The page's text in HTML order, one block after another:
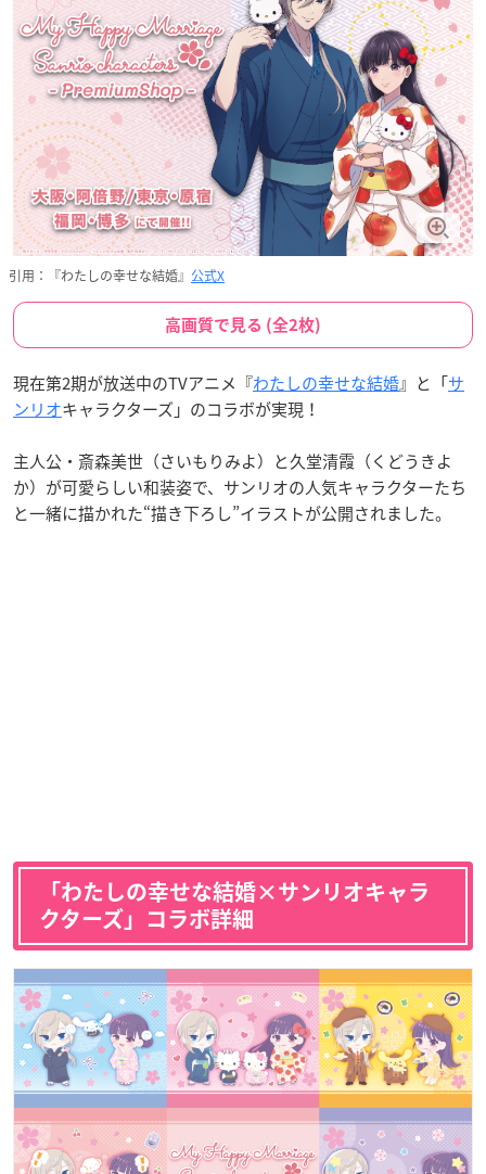
引用：『わたしの幸せな結婚』 公式X
高画質で見る (全2枚)
現在第2期が放送中のTVアニメ『わたしの幸せな結婚』と「サ
ンリオキャラクターズ」のコラボが実現！
主人公・斎森美世（さいもりみよ）と久堂清霞（くどうきよ
か）が可愛らしい和装姿で、サンリオの人気キャラクターたち
と一緒に描かれた“描き下ろし”イラストが公開されました。
「わたしの幸せな結婚×サンリオキャラ
クターズ」コラボ詳細